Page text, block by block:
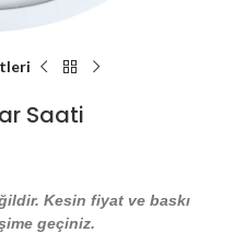
Saati
Kesin fiyat ve baskı
geçiniz.